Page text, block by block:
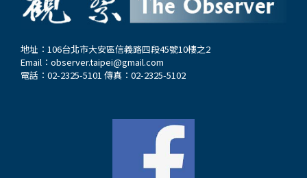
無論適用在擔任志願役軍人或報考軍校，均有高度
西進」，提出「東西橋樑、海陸介面」戰略構想，
「大膽西進」的主張破局。而日本經濟學家赤松要
提出「雁行理論」，主張台灣要向南方擴展，也讓
台灣開始思考「南北縱橫」的戰略定位，尤其東協
的「南向政策」標的。馬英九執政時期則打造了
「東西橋樑」，成為唯一呼應許信良「大膽西進」
的元首。 賴清德上任後，既不能將南向政策發揚
光大，還把「大膽西進」打成「境外敵對」，日前
地址：106台北市大安區信義路四段45號10樓之2
Email： observer.taipei@gmail.com
電話：02-2325-5101 傳真：02-2325-5102